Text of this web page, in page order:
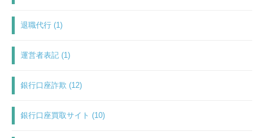
退職代行 (1)
運営者表記 (1)
銀行口座詐欺 (12)
銀行口座買取サイト (10)